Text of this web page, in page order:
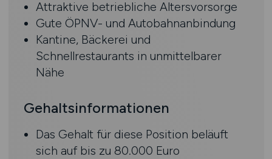
Attraktive betriebliche Altersvorsorge
Gute ÖPNV- und Autobahnanbindung
Kantine, Bäckerei und
Schnellrestaurants in unmittelbarer
Nähe
Gehaltsinformationen
Das Gehalt für diese Position beläuft
sich auf bis zu 80.000 Euro